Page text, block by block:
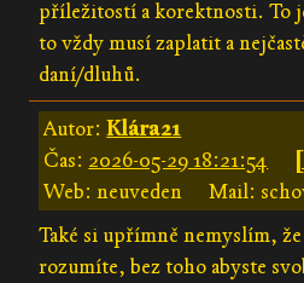
příležitostí a korektnosti. To
to vždy musí zaplatit a
daní/dluhů.
Autor:Klára21
Čas: 2026-05-29 18:21:54
Web: neuveden
Mail:
Také si upřímně nemyslím,
rozumíte, bez toho abyste